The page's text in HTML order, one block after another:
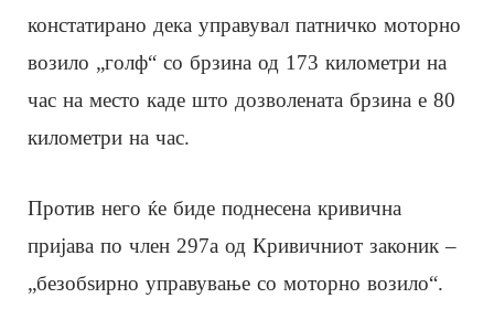
констатирано дека управувал патничко моторно
возило „голф“ со брзина од 173 километри на
час на место каде што дозволената брзина е 80
километри на час.
Против него ќе биде поднесена кривична
пријава по член 297а од Кривичниот законик –
„безобѕирно управување со моторно возило“.